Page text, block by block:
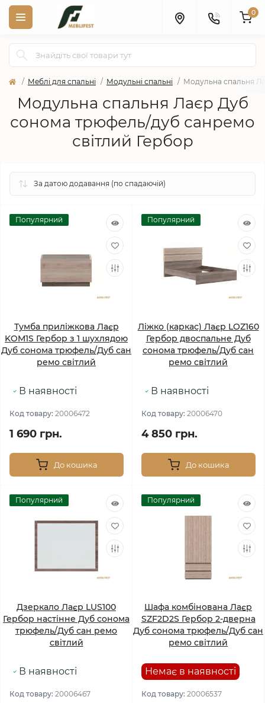
0
Меблі для спальні Модульні спальні Модульна спальня
Модульна спальня Лаєр Дуб
сонома трюфель/дуб санремо
світлий Гербор
Популярний
Тумба приліжкова Лаєр
KOM1S Гербор з 1 шухлядою
Дуб сонома трюфель/Дуб сан
ремо світлий
В наявності
Код товару: 20006472
1 690 грн.
До кошика
Популярний
Ліжко (каркас) Лаєр LOZ160
Гербор двоспальне Дуб
сонома трюфель/Дуб сан
ремо світлий
В наявності
Код товару: 20006470
4 850 грн.
До кошика
Популярний
Дзеркало Лаєр LUS100
Гербор настінне Дуб сонома
трюфель/Дуб сан ремо
світлий
В наявності
Код товару: 20006467
Популярний
Шафа комбінована Лаєр
SZF2D2S Гербор 2-дверна
Дуб сонома трюфель/Дуб сан
ремо світлий
Немає в наявності
Код товару: 20006537